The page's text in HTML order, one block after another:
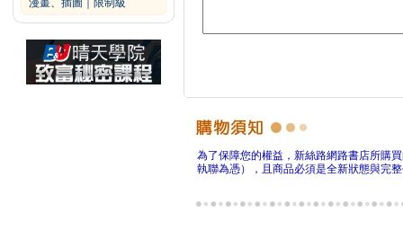
漫畫、插圖
限制級
為了保障您的權益，新絲路網路書店所購
執聯為憑），且商品必須是全新狀態與完